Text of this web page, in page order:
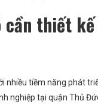
cần thiết
nhiều tiềm năng phát
nghiệp tại quận Thủ